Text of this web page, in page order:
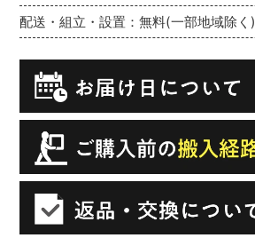
配送・組立・設置：無料(一部地域除く)